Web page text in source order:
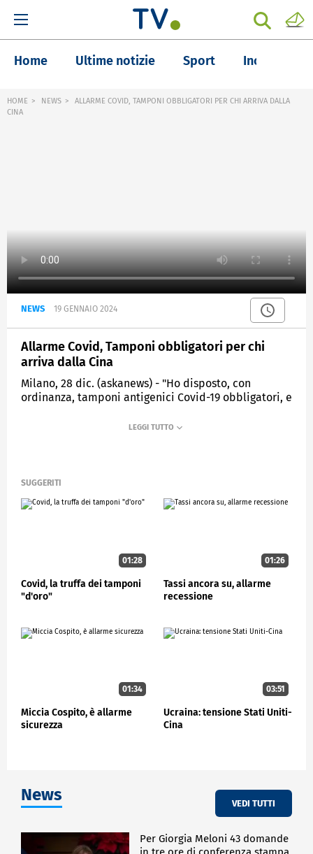
Home Ultime notizie Sport Inchieste
HOME NEWS
ALLARME COVID, TAMPONI OBBLIGATORI PER CHI ARRIVA DALLA
CINA
NEWS 19 GENNAIO 2024
Allarme Covid, Tamponi obbligatori per chi
arriva dalla Cina
Milano, 28 dic. (askanews) - "Ho disposto, con
ordinanza, tamponi antigenici Covid-19 obbligatori, e
passeggeri provenienti dalla Cina e in transito in
popolazione italiana.
Riferirò più dettagliatamente nel corso del Consiglio
SUGGERITI
01:28
Covid, la truffa dei tamponi
"d'oro"
01:26
Tassi ancora su, allarme
recessione
01:34
Miccia Cospito, è allarme
sicurezza
03:51
Ucraina: tensione Stati Uniti-
Cina
News VEDI TUTTI
Per Giorgia Meloni 43 domande